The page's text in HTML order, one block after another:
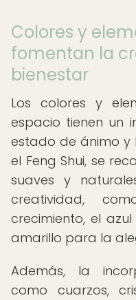
Colores y
fomentan la
bienestar
Los colores y
espacio tienen un
estado de ánimo y
el Feng Shui, se
suaves y
creatividad,
crecimiento, el
amarillo para la
Además, la
como cuarzos,